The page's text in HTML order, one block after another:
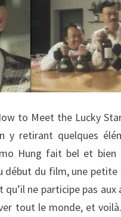
to Meet the Lucky
y retirant quelques
Hung fait bel et
du film, une petite
ne participe pas aux
tout le monde, et